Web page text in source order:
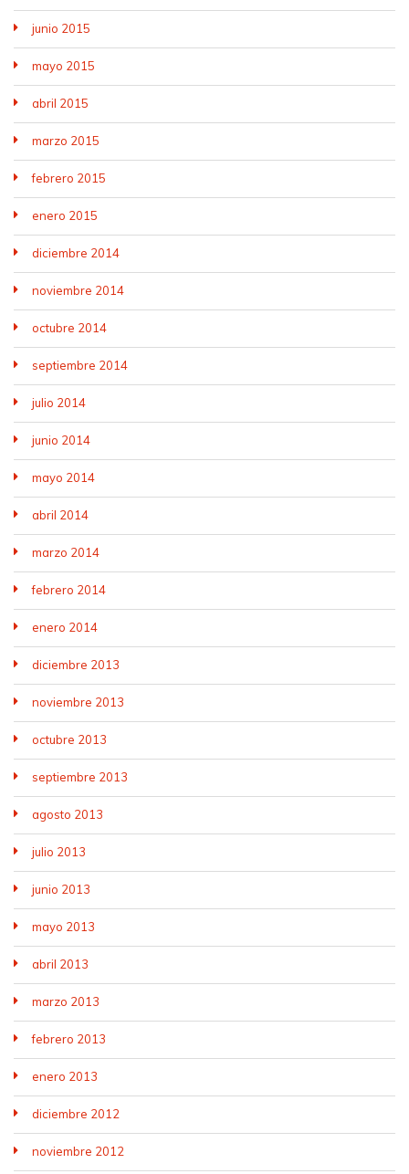
junio 2015
mayo 2015
abril 2015
marzo 2015
febrero 2015
enero 2015
diciembre 2014
noviembre 2014
octubre 2014
septiembre 2014
julio 2014
junio 2014
mayo 2014
abril 2014
marzo 2014
febrero 2014
enero 2014
diciembre 2013
noviembre 2013
octubre 2013
septiembre 2013
agosto 2013
julio 2013
junio 2013
mayo 2013
abril 2013
marzo 2013
febrero 2013
enero 2013
diciembre 2012
noviembre 2012